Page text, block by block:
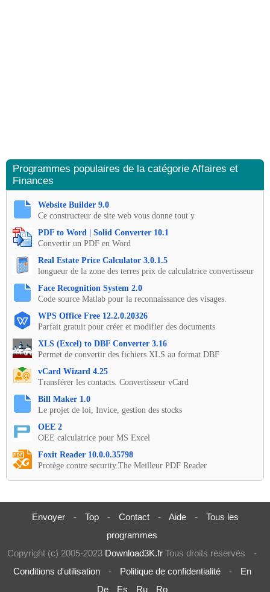
Programmes populaires de la catégorie Affaires et
Finances
Website Builder 9.0
Ce constructeur de site web vous donne tout y
PDF to Word | Solid Converter 10.1
Convertir un PDF en Word
Real Estate Price Calculator 3.0.1.5
longueur de la zone des terres prix de calculatrice convertisseur
Face Recognition System 2.0
Code source Matlab pour la reconnaissance des visages.
WPS Office Free 12.2.0.20326
Parfait gratuit pour créer et modifier des documents
XLS (Excel) to DBF Converter 3.16
Permet de convertir des fichiers XLS au format DBF
vCard Wizard 4.25
Transférer les contacts. Convertisseur vCard
Bill Maker 1.0
Le projet de loi, Invice, gestion des stocks
OEE 2
OEE calculatrice pour MS Excel
Foxit Reader 10.0.0.35798
Protège contre security.The Meilleur PDF Reader
Envoyer - Top - Contact - Aide -
Tous les
programmes
Copyright (c) 2005-2023 Download3K.fr Tous droits réservés
-
Conditions d'utilisation
- Politique de confidentialité -
En
De
Es Ru Ro